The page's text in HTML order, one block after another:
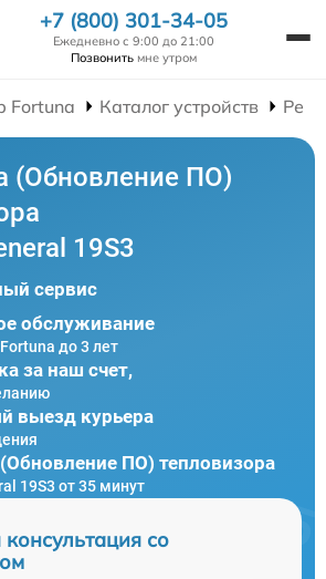
+7 (800) 301-34-05
Ежедневно с 9:00 до 21:00
Позвонить мне утром
Fortuna Каталог устройств
(Обновление ПО)
19S3
сервис
обслуживание
до 3 лет
за наш счет,
выезд курьера
ПО) тепловизора
19S3 от 35 минут
со